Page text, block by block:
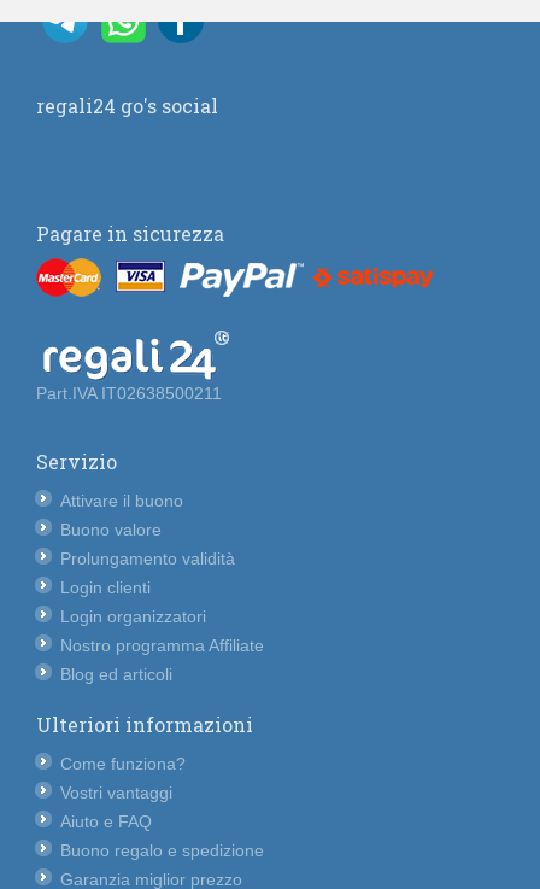
regali24 go's social
Pagare in sicurezza
Part.IVA IT02638500211
Servizio
Attivare il buono
Buono valore
Prolungamento validità
Login clienti
Login organizzatori
Nostro programma Affiliate
Blog ed articoli
Ulteriori informazioni
Come funziona?
Vostri vantaggi
Aiuto e FAQ
Buono regalo e spedizione
Garanzia miglior prezzo